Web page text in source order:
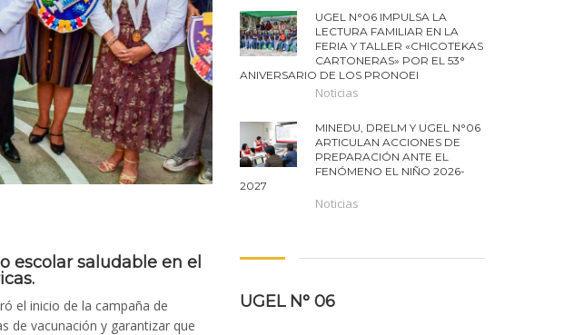
escolar saludable en el
el inicio de la campaña de
de vacunación y garantizar que
UGEL N°06 IMPULSA LA
LECTURA FAMILIAR EN LA
FERIA Y TALLER «CHICOTEKAS
CARTONERAS» POR EL 53°
ANIVERSARIO DE LOS PRONOEI
Noticias
MINEDU, DRELM Y UGEL N°06
ARTICULAN ACCIONES DE
PREPARACIÓN ANTE EL
FENÓMENO EL NIÑO 2026-
2027
Noticias
UGEL N° 06